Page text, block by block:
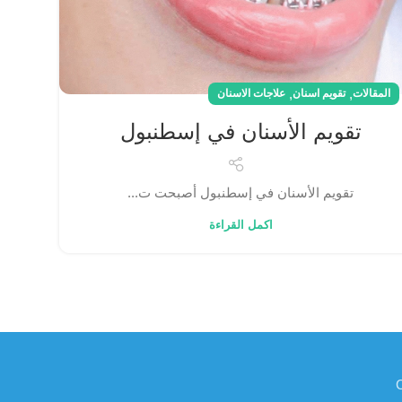
المقالات,تقويم اسنان, علاجات الاسنان
تقويم الأسنان في إسطنبول
تقويم الأسنان في إسطنبول أصبحت ت...
اكمل القراءة